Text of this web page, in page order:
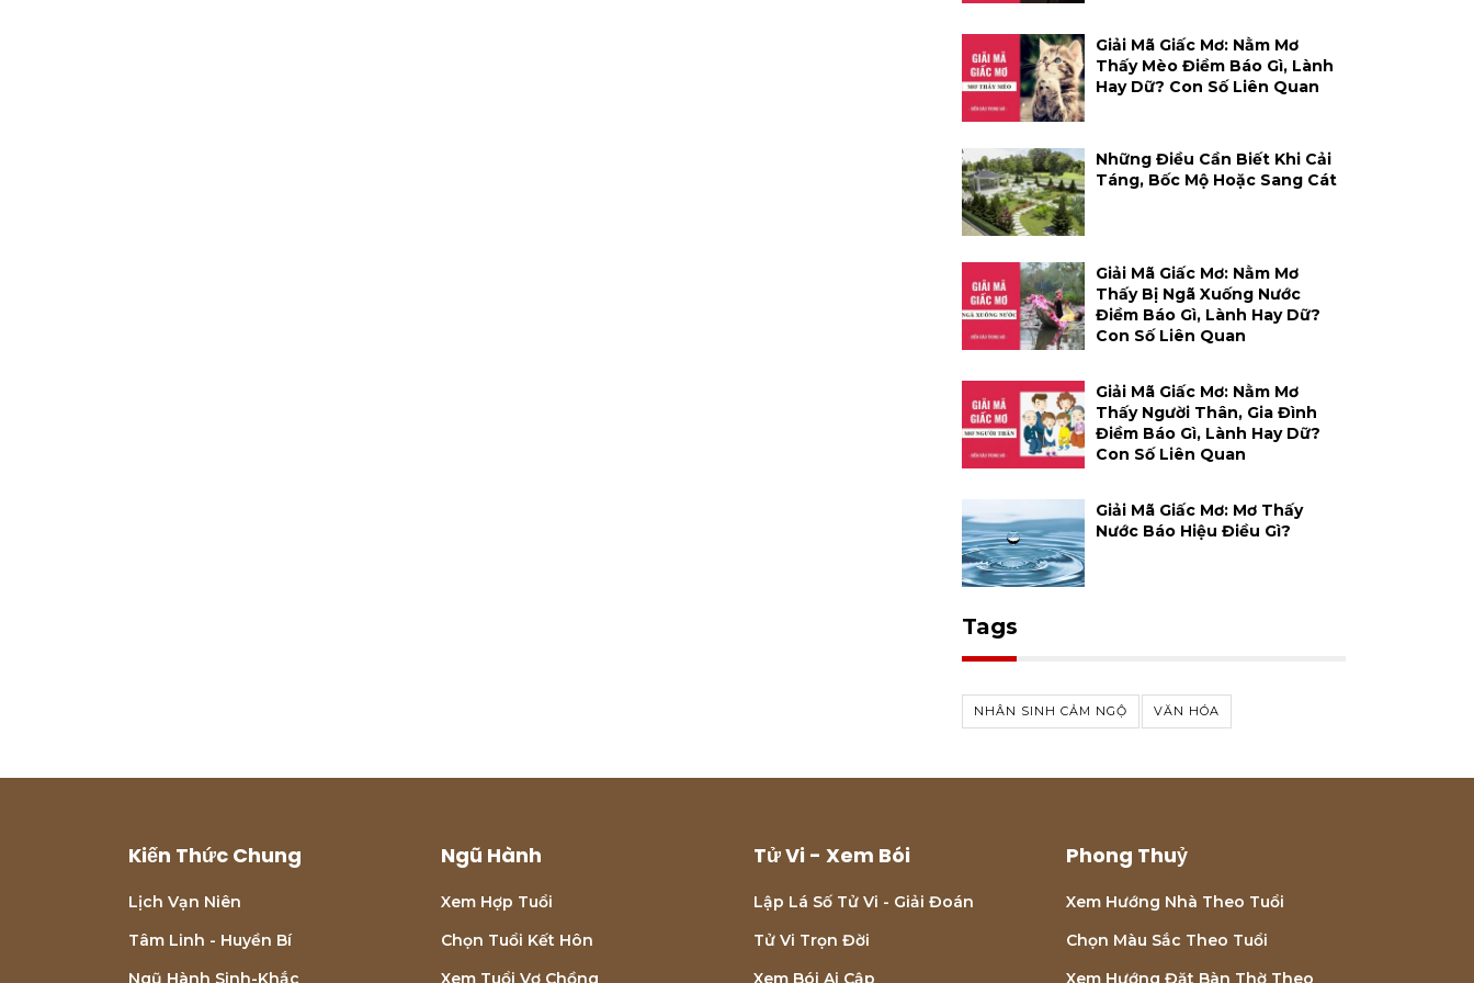
Giải Mã Giấc Mơ: Nằm Mơ
Thấy Mèo Điềm Báo Gì, Lành
Hay Dữ? Con Số Liên Quan
Những Điều Cần Biết Khi Cải
Táng, Bốc Mộ Hoặc Sang Cát
Giải Mã Giấc Mơ: Nằm Mơ
Thấy Bị Ngã Xuống Nước
Điềm Báo Gì, Lành Hay Dữ?
Con Số Liên Quan
Giải Mã Giấc Mơ: Nằm Mơ
Thấy Người Thân, Gia Đình
Điềm Báo Gì, Lành Hay Dữ?
Con Số Liên Quan
Giải Mã Giấc Mơ: Mơ Thấy
Nước Báo Hiệu Điều Gì?
Tags
NHÂN SINH CẢM NGỘ VĂN HÓA
Kiến Thức Chung
Lịch Vạn Niên
Tâm Linh - Huyền Bí
Ngũ Hành Sinh-Khắc
Ngũ Hành
Xem Hợp Tuổi
Chọn Tuổi Kết Hôn
Xem Tuổi Vợ Chồng
Tử Vi - Xem Bói
Lập Lá Số Tử Vi - Giải Đoán
Tử Vi Trọn Đời
Xem Bói Ai Cập
Phong Thuỷ
Xem Hướng Nhà Theo Tuổi
Chọn Màu Sắc Theo Tuổi
Xem Hướng Đặt Bàn Thờ Theo